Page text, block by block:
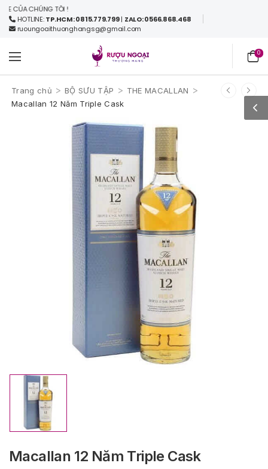
CHÚNG TÔI !
HOTLINE:TP.HCM: 0815.779.799| ZALO: 0566.868.468
ruoungoaithuonghangsg@gmail.com
0
Trang chủ > BỘ SƯU TẬP > THE MACALLAN >
Macallan 12 Năm Triple Cask
Macallan 12 Năm Triple Cask